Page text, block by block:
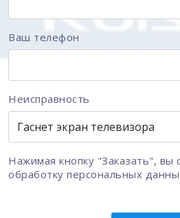
Ваш телефон
Неисправность
Нажимая кнопку "Заказать", вы
обработку персональных